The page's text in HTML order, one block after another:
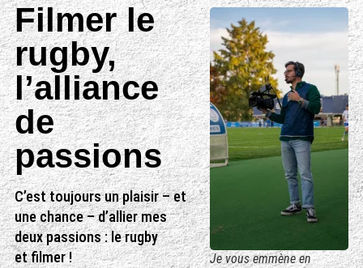
Je vous emmène en
Filmer le
rugby,
l’alliance
de
passions
C’est toujours un plaisir – et
une chance – d’allier mes
deux passions : le rugby
et filmer !